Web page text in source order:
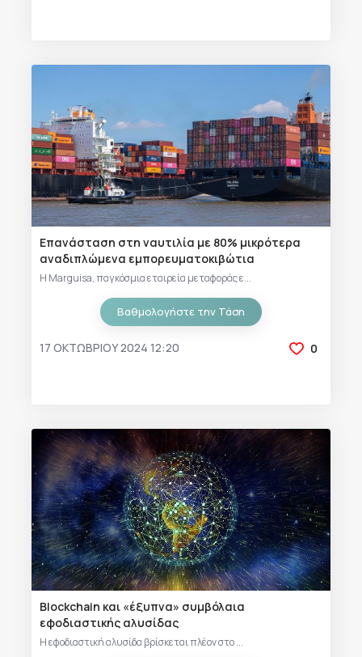
Επανάσταση στη ναυτιλία με 80% μικρότερα
αναδιπλώμενα εμπορευματοκιβώτια
Η Marguisa, παγκόσμια εταιρεία μεταφοράς ε...
Βαθμολογήστε την Τάση
17 ΟΚΤΩΒΡΊΟΥ 2024 12:20 0
Blockchain και «έξυπνα» συμβόλαια
εφοδιαστικής αλυσίδας
Η εφοδιαστική αλυσίδα βρίσκεται πλέον στο ...